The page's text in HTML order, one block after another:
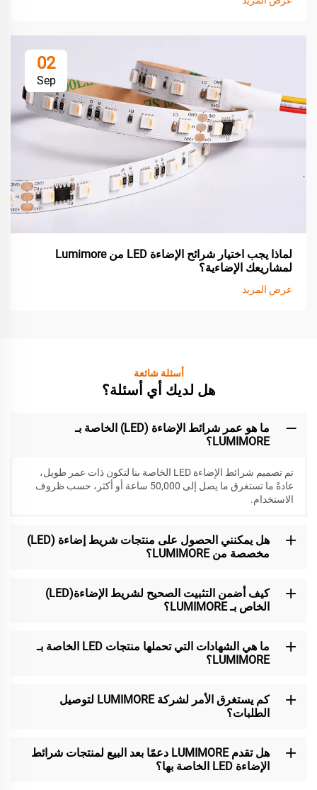
02
Sep
لماذا يجب اختيار شرائح الإضاءة LED من Lumimore
لمشاريعك الإضاءية؟
عرض المزيد
أسئلة شائعة
هل لديك أي أسئلة؟
ما هو عمر شرائط الإضاءة (LED) الخاصة بـ
LUMIMORE؟
تم تصميم شرائط الإضاءة LED الخاصة بنا لتكون
ذات عمر طويل،
عادةً ما تستغرق ما يصل إلى 50,000 ساعة أو أكثر، حسب ظروف
الاستخدام.
هل يمكنني الحصول على منتجات شريط إضاءة (LED)
مخصصة من LUMIMORE؟
كيف أضمن التثبيت الصحيح لشريط الإضاءة(LED)
الخاص بـ LUMIMORE؟
ما هي الشهادات التي تحملها منتجات LED الخاصة بـ
LUMIMORE؟
كم يستغرق الأمر لشركة LUMIMORE لتوصيل
الطلبات؟
هل تقدم LUMIMORE دعمًا بعد البيع لمنتجات شرائط
الإضاءة LED الخاصة بها؟